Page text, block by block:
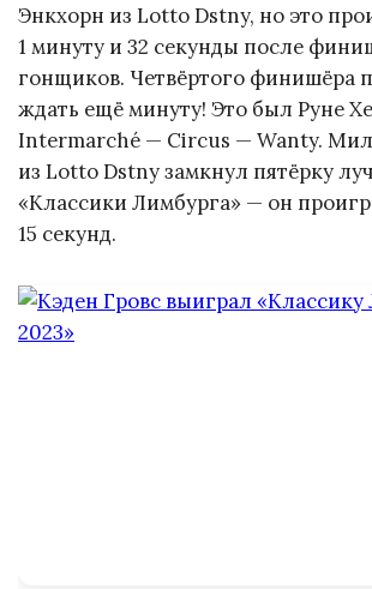
Энкхорн из Lotto Dstny, но это
1 минуту и 32 секунды после
гонщиков. Четвёртого финишёра
ждать ещё минуту! Это был Руне
Intermarché — Circus — Wanty.
из Lotto Dstny замкнул пятёрку
«Классики Лимбурга» — он
15 секунд.